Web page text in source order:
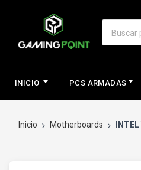
INICIO PCS ARMADAS
Inicio Motherboards